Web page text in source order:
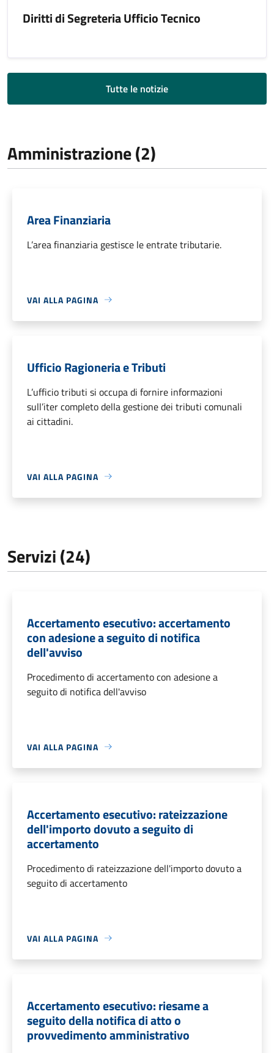
Diritti di Segreteria Ufficio Tecnico
Tutte le notizie
Amministrazione (2)
Area Finanziaria
L’area finanziaria gestisce le entrate tributarie.
VAI ALLA PAGINA
Ufficio Ragioneria e Tributi
L’ufficio tributi si occupa di fornire informazioni
sull’iter completo della gestione dei tributi comunali
ai cittadini.
VAI ALLA PAGINA
Servizi (24)
Accertamento esecutivo: accertamento
con adesione a seguito di notifica
dell'avviso
Procedimento di accertamento con adesione a
seguito di notifica dell'avviso
VAI ALLA PAGINA
Accertamento esecutivo: rateizzazione
dell'importo dovuto a seguito di
accertamento
Procedimento di rateizzazione dell'importo dovuto a
seguito di accertamento
VAI ALLA PAGINA
Accertamento esecutivo: riesame a
seguito della notifica di atto o
provvedimento amministrativo